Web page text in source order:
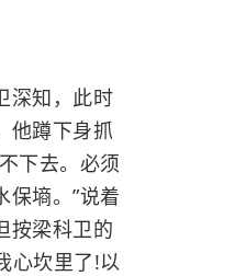
深知，此时
他蹲下身抓
下去。必须
墒。”说着
按梁科卫的
心坎里了!以